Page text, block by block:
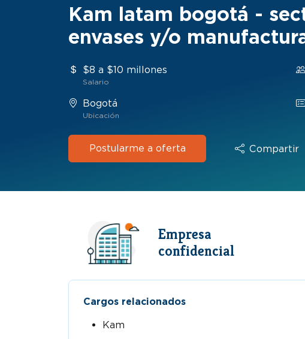
Kam latam bogotá -
envases y/o
$8 a $10 millones
Salario
Bogotá
Ubicación
Postularme a oferta Compartir
Empresa
confidencial
Cargos relacionados
Kam